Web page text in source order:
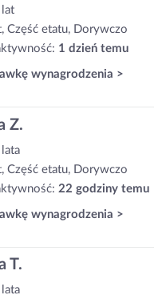
Część etatu, Dorywczo
1 dzień temu
wynagrodzenia >
Z.
Część etatu, Dorywczo
22 godziny temu
wynagrodzenia >
T.